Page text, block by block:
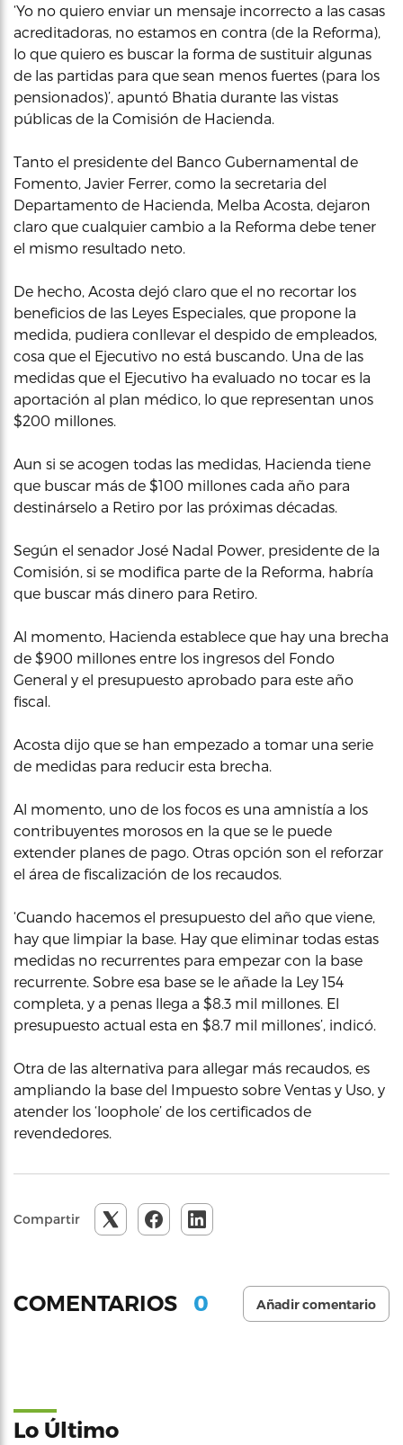
‘Yo no quiero enviar un mensaje incorrecto a las casas
acreditadoras, no estamos en contra (de la Reforma),
lo que quiero es buscar la forma de sustituir algunas
de las partidas para que sean menos fuertes (para los
pensionados)’, apuntó Bhatia durante las vistas
públicas de la Comisión de Hacienda.
Tanto el presidente del Banco Gubernamental de
Fomento, Javier Ferrer, como la secretaria del
Departamento de Hacienda, Melba Acosta, dejaron
claro que cualquier cambio a la Reforma debe tener
el mismo resultado neto.
De hecho, Acosta dejó claro que el no recortar los
beneficios de las Leyes Especiales, que propone la
medida, pudiera conllevar el despido de empleados,
cosa que el Ejecutivo no está buscando. Una de las
medidas que el Ejecutivo ha evaluado no tocar es la
aportación al plan médico, lo que representan unos
$200 millones.
Aun si se acogen todas las medidas, Hacienda tiene
que buscar más de $100 millones cada año para
destinárselo a Retiro por las próximas décadas.
Según el senador José Nadal Power, presidente de la
Comisión, si se modifica parte de la Reforma, habría
que buscar más dinero para Retiro.
Al momento, Hacienda establece que hay una brecha
de $900 millones entre los ingresos del Fondo
General y el presupuesto aprobado para este año
fiscal.
Acosta dijo que se han empezado a tomar una serie
de medidas para reducir esta brecha.
Al momento, uno de los focos es una amnistía a los
contribuyentes morosos en la que se le puede
extender planes de pago. Otras opción son el reforzar
el área de fiscalización de los recaudos.
‘Cuando hacemos el presupuesto del año que viene,
hay que limpiar la base. Hay que eliminar todas estas
medidas no recurrentes para empezar con la base
recurrente. Sobre esa base se le añade la Ley 154
completa, y a penas llega a $8.3 mil millones. El
presupuesto actual esta en $8.7 mil millones’, indicó.
Otra de las alternativa para allegar más recaudos, es
ampliando la base del Impuesto sobre Ventas y Uso, y
atender los ‘loophole’ de los certificados de
revendedores.
Compartir
COMENTARIOS 0 Añadir comentario
Lo Último